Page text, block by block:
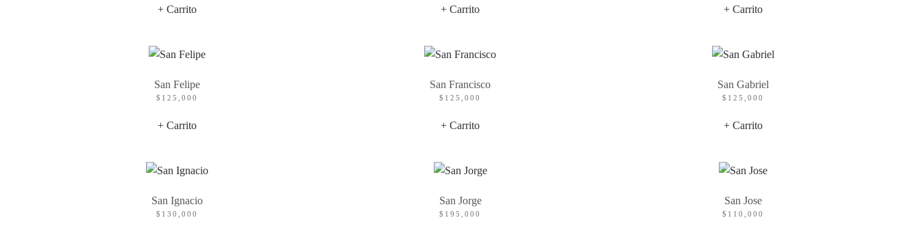
+ Carrito + Carrito + Carrito
San Felipe
$ 125,000
+ Carrito
San Francisco
$ 125,000
+ Carrito
San Gabriel
$ 125,000
+ Carrito
San Ignacio
$ 130,000
San Jorge
$ 195,000
San Jose
$ 110,000